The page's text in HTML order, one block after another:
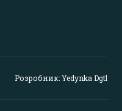
Розробник: Yedynka Dgtl